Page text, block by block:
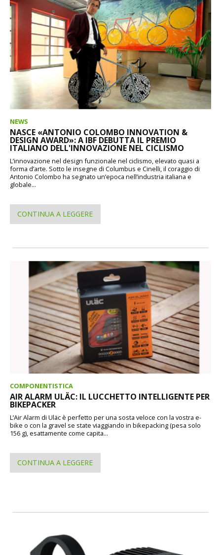
NEWS
NASCE «ANTONIO COLOMBO INNOVATION &
DESIGN AWARD»: A IBF DEBUTTA IL PREMIO
ITALIANO DELL'INNOVAZIONE NEL CICLISMO
L’innovazione nel design funzionale nel ciclismo, elevato quasi a
forma d’arte. Sotto le insegne di Columbus e Cinelli, il coraggio di
Antonio Colombo ha segnato un’epoca nell’industria italiana e
globale...
CONTINUA A LEGGERE
COMPONENTISTICA
AIR ALARM ULÄC: IL LUCCHETTO INTELLIGENTE PER
BIKEPACKER
L’Air Alarm di Uläc è perfetto per una sosta veloce con la vostra e-
bike o con la gravel se state viaggiando in bikepacking (pesa solo
156 g), esattamente come capita...
CONTINUA A LEGGERE